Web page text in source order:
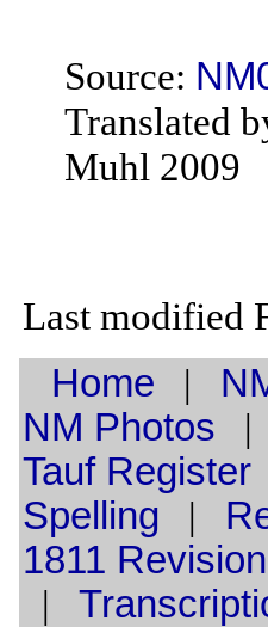
Source:
Translated
Muhl 2009
Last modified
Home |
NM Photos |
TaufRegister
Spelling |
1811 Revision
|